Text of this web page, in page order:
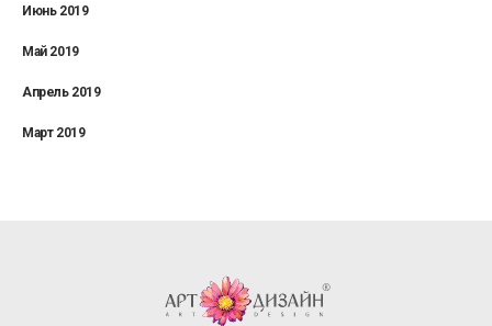
Июнь 2019
Май 2019
Апрель 2019
Март 2019